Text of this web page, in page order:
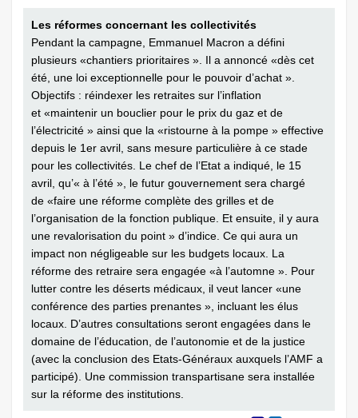
Les réformes concernant les collectivités
Pendant la campagne, Emmanuel Macron a défini
plusieurs «chantiers prioritaires ». Il a annoncé «dès cet
été, une loi exceptionnelle pour le pouvoir d’achat ».
Objectifs : réindexer les retraites sur l’inflation
et «maintenir un bouclier pour le prix du gaz et de
l’électricité » ainsi que la «ristourne à la pompe » effective
depuis le 1er avril, sans mesure particulière à ce stade
pour les collectivités. Le chef de l’Etat a indiqué, le 15
avril, qu’« à l’été », le futur gouvernement sera chargé
de «faire une réforme complète des grilles et de
l’organisation de la fonction publique. Et ensuite, il y aura
une revalorisation du point » d’indice. Ce qui aura un
impact non négligeable sur les budgets locaux. La
réforme des retraire sera engagée «à l’automne ». Pour
lutter contre les déserts médicaux, il veut lancer «une
conférence des parties prenantes », incluant les élus
locaux. D’autres consultations seront engagées dans le
domaine de l’éducation, de l’autonomie et de la justice
(avec la conclusion des Etats-Généraux auxquels l’AMF a
participé). Une commission transpartisane sera installée
sur la réforme des institutions.